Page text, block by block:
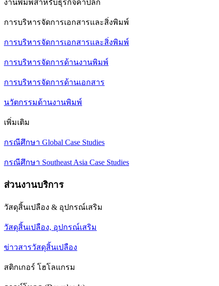
งานพิมพ์สำหรับธุรกิจค้าปลีก
การบริหารจัดการเอกสารและสิ่งพิมพ์
การบริหารจัดการเอกสารและสิ่งพิมพ์
การบริหารจัดการด้านงานพิมพ์
การบริหารจัดการด้านเอกสาร
นวัตกรรมด้านงานพิมพ์
เพิ่มเติม
กรณีศึกษา Global Case Studies
กรณีศึกษา Southeast Asia Case Studies
ส่วนงานบริการ
วัสดุสิ้นเปลือง & อุปกรณ์เสริม
วัสดุสิ้นเปลือง, อุปกรณ์เสริม
ข่าวสารวัสดุสิ้นเปลือง
สติกเกอร์ โฮโลแกรม